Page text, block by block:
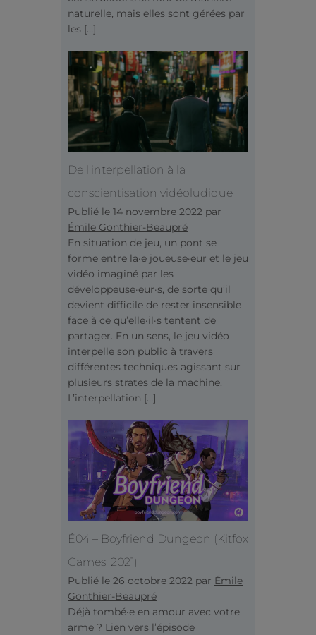
naturelle, mais elles sont gérées par
les […]
De l’interpellation à la
conscientisation vidéoludique
Publié le 14 novembre 2022 par
Émile Gonthier-Beaupré
En situation de jeu, un pont se
forme entre la·e joueuse·eur et le jeu
vidéo imaginé par les
développeuse·eur·s, de sorte qu’il
devient difficile de rester insensible
face à ce qu’elle·il·s tentent de
partager. En un sens, le jeu vidéo
interpelle son public à travers
différentes techniques agissant sur
plusieurs strates de la machine.
L’interpellation […]
É04 – Boyfriend Dungeon (Kitfox
Games, 2021)
Publié le 26 octobre 2022 par Émile
Gonthier-Beaupré
Déjà tombé·e en amour avec votre
arme ? Lien vers l’épisode